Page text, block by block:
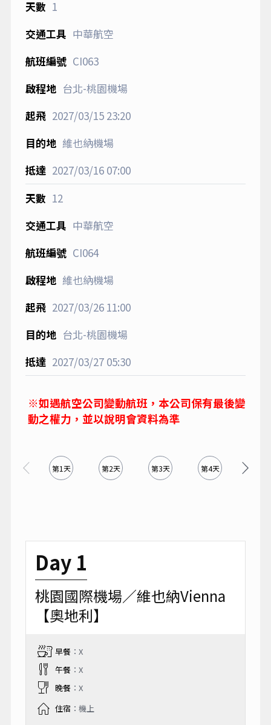
1
中華航空
CI063
台北-桃園機場
2027/03/1523:20
維也納機場
2027/03/1607:00
12
中華航空
CI064
維也納機場
2027/03/2611:00
台北-桃園機場
2027/03/2705:30
※如遇航空公司變動航班，本公司保有最後變
動之權力，並以說明會資料為準
第1天 第2天 第3天 第4天
Day 1
桃園國際機場／維也納Vienna
【奧地利】
早餐：X
午餐：X
晚餐：X
住宿 ：機上